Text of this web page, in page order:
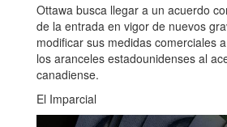
Ottawa busca llegar a un acuerdo
de la entrada en vigor de nuevos
modificar sus medidas comerciales
los aranceles estadounidenses al
canadiense.
El Imparcial